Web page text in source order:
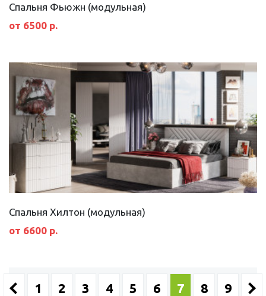
Спальня Фьюжн (модульная)
от 6500 р.
Спальня Хилтон (модульная)
от 6600 р.
1 2 3 4 5 6 7 8 9